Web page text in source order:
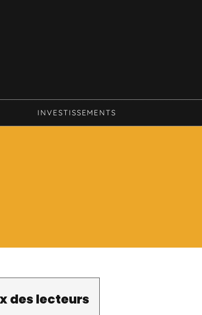
INVESTISSEMENTS
des lecteurs